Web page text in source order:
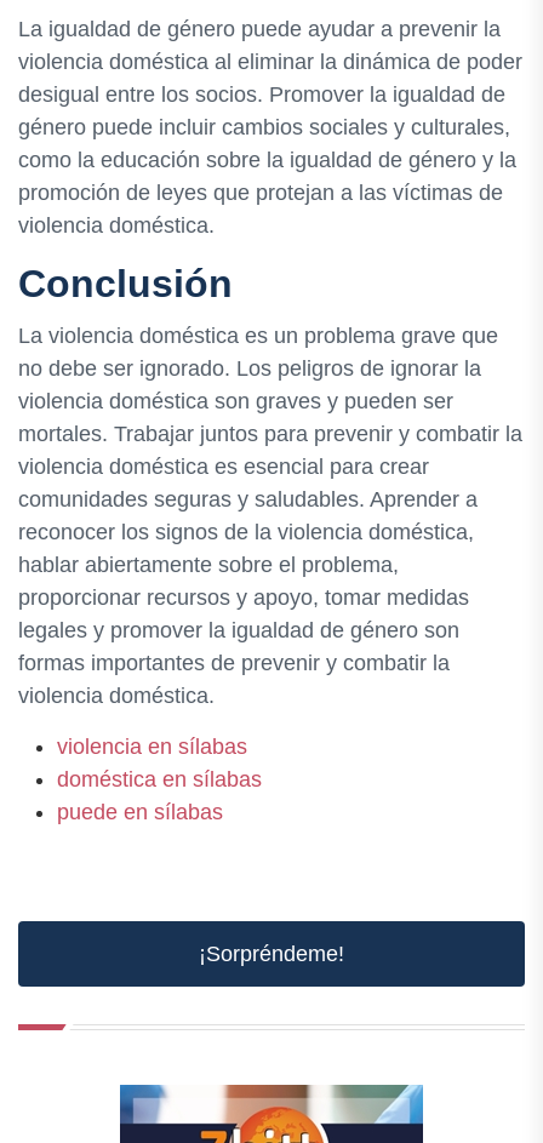
La igualdad de género puede ayudar a prevenir la
violencia doméstica al eliminar la dinámica de poder
desigual entre los socios. Promover la igualdad de
género puede incluir cambios sociales y culturales,
como la educación sobre la igualdad de género y la
promoción de leyes que protejan a las víctimas de
violencia doméstica.
Conclusión
La violencia doméstica es un problema grave que
no debe ser ignorado. Los peligros de ignorar la
violencia doméstica son graves y pueden ser
mortales. Trabajar juntos para prevenir y combatir la
violencia doméstica es esencial para crear
comunidades seguras y saludables. Aprender a
reconocer los signos de la violencia doméstica,
hablar abiertamente sobre el problema,
proporcionar recursos y apoyo, tomar medidas
legales y promover la igualdad de género son
formas importantes de prevenir y combatir la
violencia doméstica.
violencia en sílabas
doméstica en sílabas
puede en sílabas
¡Sorpréndeme!